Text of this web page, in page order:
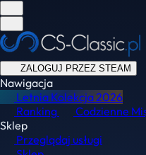
ZALOGUJ PRZEZ STEAM
Nawigacja
Letnia Kolekcja2026
Ranking
Codzienne
Sklep
Przeglądaj usługi